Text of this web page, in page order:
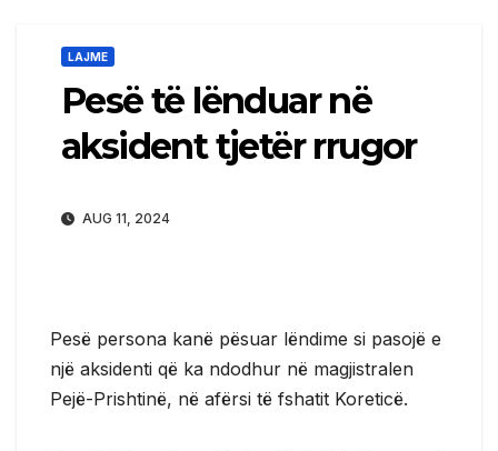
LAJME
Pesë të lënduar në
aksident tjetër rrugor
AUG 11, 2024
Pesë persona kanë pësuar lëndime si pasojë e
një aksidenti që ka ndodhur në magjistralen
Pejë-Prishtinë, në afërsi të fshatit Koreticë.